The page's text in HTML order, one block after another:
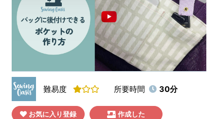
難易度 所要時間 30分
お気に入り登録 作成した